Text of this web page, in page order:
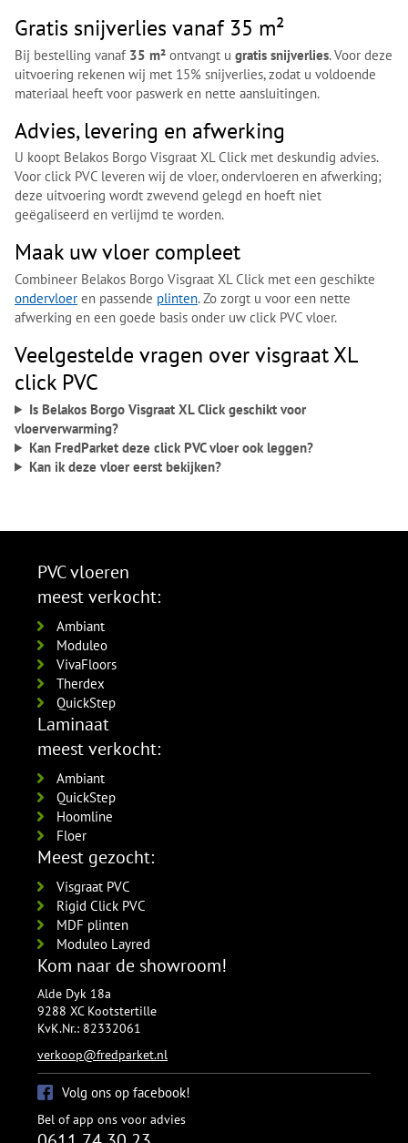
Gratis snijverlies vanaf 35 m²
Bij bestelling vanaf 35 m² ontvangt u gratis snijverlies. Voor deze
uitvoering rekenen wij met 15% snijverlies, zodat u voldoende
materiaal heeft voor paswerk en nette aansluitingen.
Advies, levering en afwerking
U koopt Belakos Borgo Visgraat XL Click met deskundig advies.
Voor click PVC leveren wij de vloer, ondervloeren en afwerking;
deze uitvoering wordt zwevend gelegd en hoeft niet
geëgaliseerd en verlijmd te worden.
Maak uw vloer compleet
Combineer Belakos Borgo Visgraat XL Click met een geschikte
ondervloer en passende plinten. Zo zorgt u voor een nette
afwerking en een goede basis onder uw click PVC vloer.
Veelgestelde vragen over visgraat XL
click PVC
Is Belakos Borgo Visgraat XL Click geschikt voor
vloerverwarming?
Kan FredParket deze click PVC vloer ook leggen?
Kan ik deze vloer eerst bekijken?
PVC vloeren
meest verkocht:
Ambiant
Moduleo
VivaFloors
Therdex
QuickStep
Laminaat
meest verkocht:
Ambiant
QuickStep
Hoomline
Floer
Meest gezocht:
Visgraat PVC
Rigid Click PVC
MDF plinten
Moduleo Layred
Kom naar de showroom!
Alde Dyk 18a
9288 XC Kootstertille
KvK.Nr.: 82332061
verkoop@fredparket.nl
Volg ons op facebook!
Bel of app ons voor advies